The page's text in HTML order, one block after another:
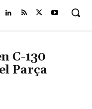
C-130
Parça